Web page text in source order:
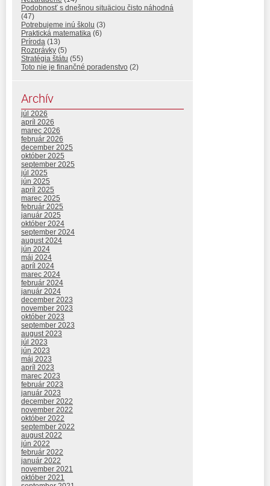
Podobnosť s dnešnou situäciou čisto náhodná
(47)
Potrebujeme inú školu (3)
Praktická matematika (6)
Príroda (13)
Rozprávky (5)
Stratégia štátu (55)
Toto nie je finančné poradenstvo (2)
Archív
júl 2026
apríl 2026
marec 2026
február 2026
december 2025
október 2025
september 2025
júl 2025
jún 2025
apríl 2025
marec 2025
február 2025
január 2025
október 2024
september 2024
august 2024
jún 2024
máj 2024
apríl 2024
marec 2024
február 2024
január 2024
december 2023
november 2023
október 2023
september 2023
august 2023
júl 2023
jún 2023
máj 2023
apríl 2023
marec 2023
február 2023
január 2023
december 2022
november 2022
október 2022
september 2022
august 2022
jún 2022
február 2022
január 2022
november 2021
október 2021